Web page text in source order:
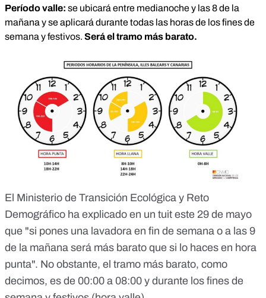
Período valle: se ubicará entre medianoche y las 8 de la
mañana y se aplicará durante todas las horas de los fines de
semana y festivos. Será el tramo más barato.
El Ministerio de Transición Ecológica y Reto
Demográfico ha explicado en un tuit este 29 de mayo
que "si pones una lavadora en fin de semana o a las 9
de la mañana será más barato que si lo haces en hora
punta". No obstante, el tramo más barato, como
decimos, es de 00:00 a 08:00 y durante los fines de